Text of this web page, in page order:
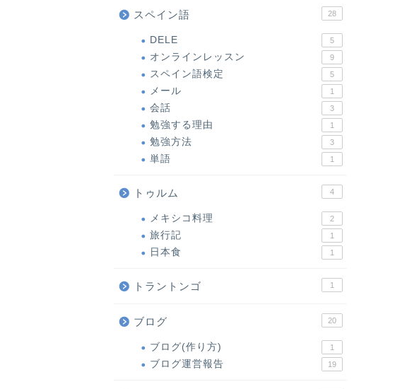
スペイン語 28
DELE 5
オンラインレッスン 9
スペイン語検定 5
メール 1
会話 3
勉強する理由 1
勉強方法 3
単語 1
トゥルム 4
メキシコ料理 2
旅行記 1
日本食 1
トラントンゴ 1
ブログ 20
ブログ(作り方) 1
ブログ運営報告 19